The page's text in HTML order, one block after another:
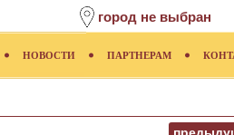
город не выбран
НОВОСТИ ПАРТНЕРАМ